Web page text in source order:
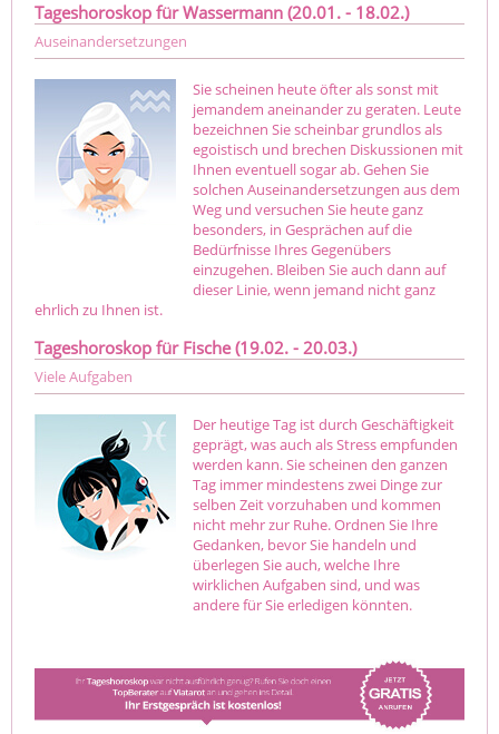
Tageshoroskop für Wassermann (20.01. - 18.02.)
Auseinandersetzungen
Sie scheinen heute öfter als sonst mit
jemandem aneinander zu geraten. Leute
bezeichnen Sie scheinbar grundlos als
egoistisch und brechen Diskussionen mit
Ihnen eventuell sogar ab. Gehen Sie
solchen Auseinandersetzungen aus dem
Weg und versuchen Sie heute ganz
besonders, in Gesprächen auf die
Bedürfnisse Ihres Gegenübers
einzugehen. Bleiben Sie auch dann auf
dieser Linie, wenn jemand nicht ganz
ehrlich zu Ihnen ist.
Tageshoroskop für Fische (19.02. - 20.03.)
Viele Aufgaben
Der heutige Tag ist durch Geschäftigkeit
geprägt, was auch als Stress empfunden
werden kann. Sie scheinen den ganzen
Tag immer mindestens zwei Dinge zur
selben Zeit vorzuhaben und kommen
nicht mehr zur Ruhe. Ordnen Sie Ihre
Gedanken, bevor Sie handeln und
überlegen Sie auch, welche Ihre
wirklichen Aufgaben sind, und was
andere für Sie erledigen könnten.